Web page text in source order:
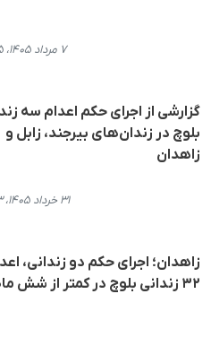
۷ مرداد ۱۴۰۵، ۱۰:۴۵
گزارشی از اجرای حکم اعدام سه
بلوچ در زندان‌های بیرجند، زابل و
زاهدان
۳۱ خرداد ۱۴۰۵، ۱۹:۳۳
زاهدان؛ اجرای حکم دو زندانی،
۳۲ زندانی بلوچ در کمتر از شش ماه